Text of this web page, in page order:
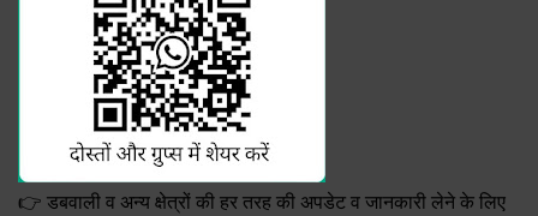
👉 डबवाली व अन्य क्षेत्रों की हर तरह की अपडेट व जानकारी लेने के लिए